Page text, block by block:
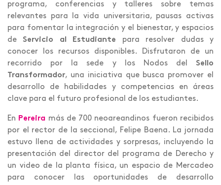
programa, conferencias y talleres sobre temas
relevantes para la vida universitaria, pausas activas
para fomentar la integración y el bienestar, y espacios
deServicio al Estudiante para resolver dudas y
conocer los recursos disponibles. Disfrutaron de un
recorrido por la sede y los Nodos del Sello
Transformador, una iniciativa que busca promover el
desarrollo de habilidades y competencias en áreas
clave para el futuro profesional de los estudiantes.
En Pereira más de 700 neoareandinos fueron recibidos
por el rector de la seccional, Felipe Baena. La jornada
estuvo llena de actividades y sorpresas, incluyendo la
presentación del director del programa de Derecho y
un video de la planta física, un espacio de Mercadeo
para conocer las oportunidades de desarrollo